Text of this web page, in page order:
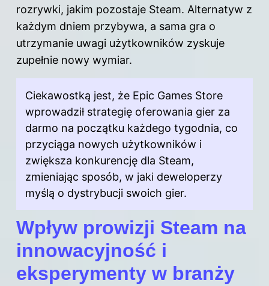
rozrywki, jakim pozostaje Steam. Alternatyw z
każdym dniem przybywa, a sama gra o
utrzymanie uwagi użytkowników zyskuje
zupełnie nowy wymiar.
Ciekawostką jest, że Epic Games Store
wprowadził strategię oferowania gier za
darmo na początku każdego tygodnia, co
przyciąga nowych użytkowników i
zwiększa konkurencję dla Steam,
zmieniając sposób, w jaki deweloperzy
myślą o dystrybucji swoich gier.
Wpływ prowizji Steam na
innowacyjność i
eksperymenty w branży